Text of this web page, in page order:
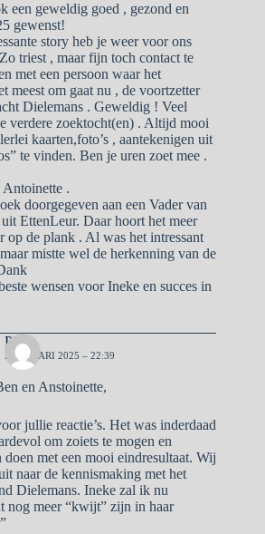
een geweldig goed , gezond en
gewenst!
story heb je weer voor ons
triest , maar fijn toch contact te
met een persoon waar het
meest om gaat nu , de voortzetter
Dielemans . Geweldig ! Veel
verdere zoektocht(en) . Altijd mooi
kaarten,foto’s , aantekenigen uit
te vinden. Ben je uren zoet mee .
.
doorgegeven aan een Vader van
EttenLeur. Daar hoort het meer
op de plank . Al was het intressant
mistte wel de herkenning van de
wensen voor Ineke en succes in
Pa
2 JANUARI 2025 – 22:39
en Anstoinette,
jullie reactie’s. Het was inderdaad
om zoiets te mogen en
doen met een mooi eindresultaat. Wij
naar de kennismaking met het
Dielemans. Ineke zal ik nu
nog meer “kwijt” zijn in haar